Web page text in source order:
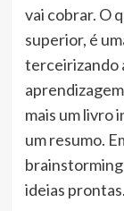
vai cobrar. O
superior, é
terceirizando
mais um livro
um resumo.
brainstorming
ideias